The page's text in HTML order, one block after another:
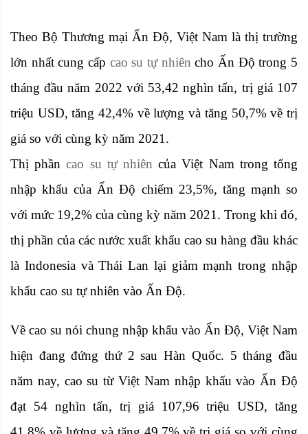
Theo Bộ Thương mại Ấn Độ, Việt Nam là thị trường
lớn nhất cung cấp cao su tự nhiên cho Ấn Độ trong 5
tháng đầu năm 2022 với 53,42 nghìn tấn, trị giá 107
triệu USD, tăng 42,4% về lượng và tăng 50,7% về trị
giá so với cùng kỳ năm 2021.
Thị phầncao su tự nhiên của Việt Nam trong tổng
nhập khẩu của Ấn Độ chiếm 23,5%, tăng mạnh so
với mức 19,2% của cùng kỳ năm 2021. Trong khi đó,
thị phần của các nước xuất khẩu cao su hàng đầu khác
là Indonesia và Thái Lan lại giảm mạnh trong nhập
khẩu cao su tự nhiên vào Ấn Độ.
Về cao su nói chung nhập khẩu vào Ấn Độ, Việt Nam
hiện đang đứng thứ 2 sau Hàn Quốc. 5 tháng đầu
năm nay, cao su từ Việt Nam nhập khẩu vào Ấn Độ
đạt 54 nghìn tấn, trị giá 107,96 triệu USD, tăng